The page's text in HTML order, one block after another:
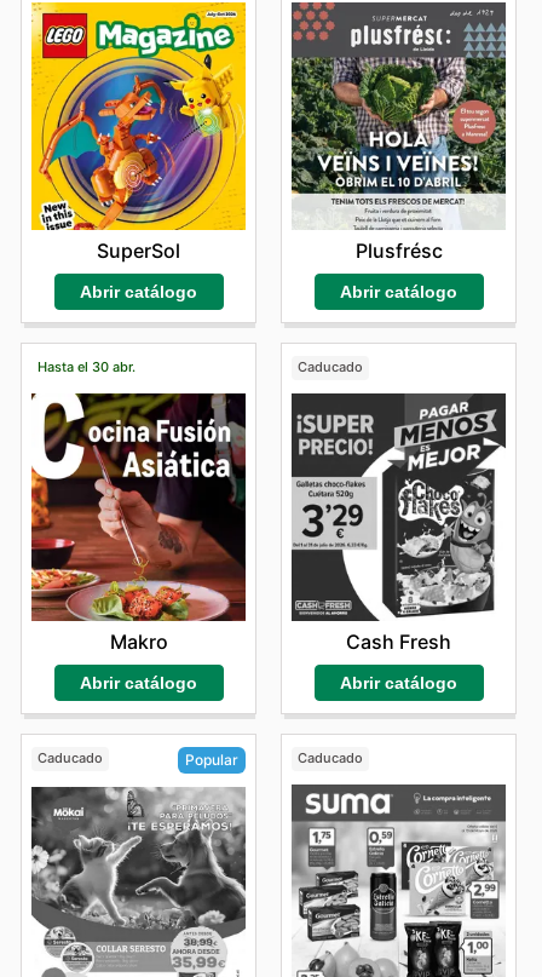
SuperSol
Abrir catálogo
Plusfrésc
Abrir catálogo
Hasta el 30 abr.
Makro
Abrir catálogo
Caducado
Cash Fresh
Abrir catálogo
Caducado Popular Caducado